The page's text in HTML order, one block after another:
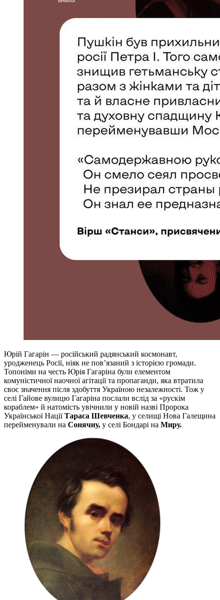
Юрій Гагарін — російський радянський космонавт,
уродженець Росії, ніяк не пов’язаний з історією громади.
Топоніми на честь Юрія Гагаріна були елементом
комуністичної наочної агітації та пропаганди, яка втратила
своє значення після здобуття Україною незалежності. Тож у
селі Гайове вулицю Гагаріна послали вслід за «рускім
кораблем» й натомість увічнили у новій назві Пророка
Української НаціїТараса Шевченка, у селищі Нова Галещина
перейменували на Сонячну, у селі Бондарі на Миру.